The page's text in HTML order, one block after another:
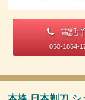
電話
050-1864-